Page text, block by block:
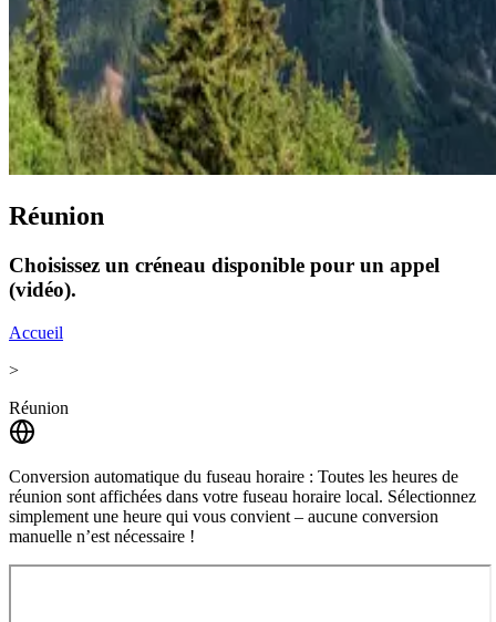
Réunion
Choisissez un créneau disponible pour un appel
(vidéo).
Accueil
>
Réunion
Conversion automatique du fuseau horaire : Toutes les heures de
réunion sont affichées dans votre fuseau horaire local. Sélectionnez
simplement une heure qui vous convient – ​​aucune conversion
manuelle n’est nécessaire !